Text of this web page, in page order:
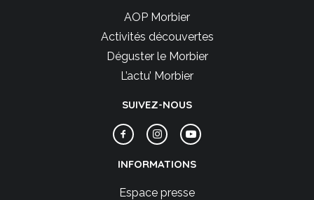
AOP Morbier
Activités découvertes
Déguster le Morbier
L’actu’ Morbier
SUIVEZ-NOUS
INFORMATIONS
Espace presse